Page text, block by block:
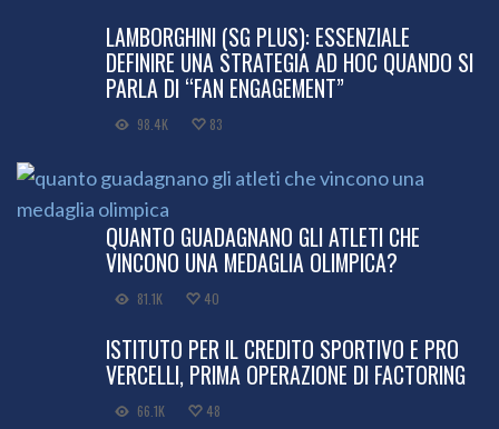
LAMBORGHINI (SG PLUS): ESSENZIALE
DEFINIRE UNA STRATEGIA AD HOC QUANDO SI
PARLA DI “FAN ENGAGEMENT”
98.4K 83
QUANTO GUADAGNANO GLI ATLETI CHE
VINCONO UNA MEDAGLIA OLIMPICA?
81.1K 40
ISTITUTO PER IL CREDITO SPORTIVO E PRO
VERCELLI, PRIMA OPERAZIONE DI FACTORING
66.1K 48